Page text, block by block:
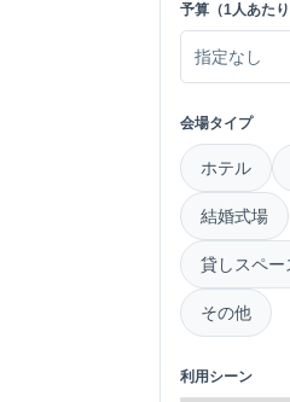
予算（1人あたり
会場タイプ
ホテル
結婚式場
貸しスペー
その他
利用シーン